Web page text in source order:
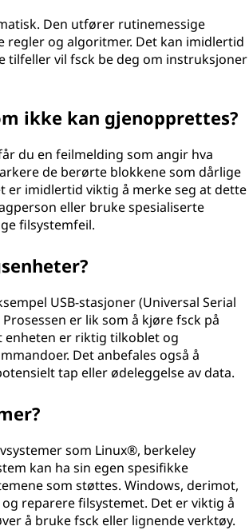
Den utfører rutinemessige
og algoritmer. Det kan imidlertid
vil fsck be deg om instruksjoner
ikke kan gjenopprettes?
du en feilmelding som angir hva
de berørte blokkene som dårlige
er imidlertid viktig å merke seg at dette
eller bruke spesialiserte
filsystemfeil.
USB-stasjoner (Universal Serial
er lik som å kjøre fsck på
enheten er riktig tilkoblet og
Det anbefales også å
tap eller ødeleggelse av data.
som Linux®, berkeley
kan ha sin egen spesifikke
som støttes. Windows, derimot,
reparere filsystemet. Det er viktig å
å bruke fsck eller lignende verktøy.